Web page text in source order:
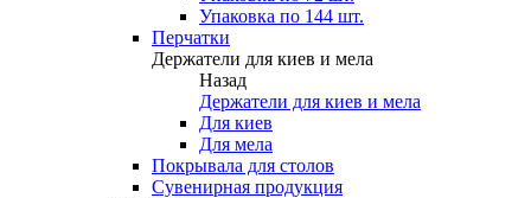
Упаковка по 144 шт.
Перчатки
Держатели для киев и мела
Назад
Держатели для киев и мела
Для киев
Для мела
Покрывала для столов
Сувенирная продукция